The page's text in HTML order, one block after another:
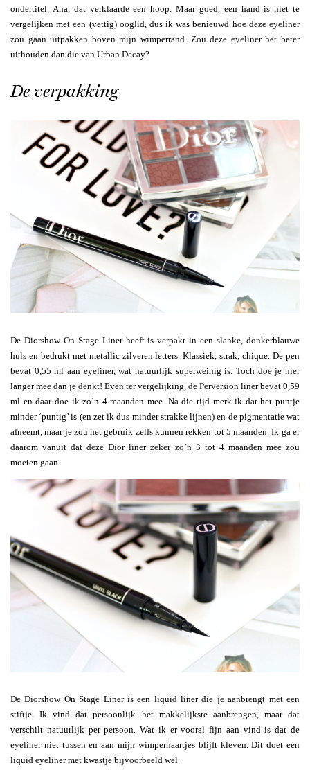
ondertitel. Aha, dat verklaarde een hoop. Maar goed, een hand is niet te
vergelijken met een (vettig) ooglid, dus ik was benieuwd hoe deze eyeliner
zou gaan uitpakken boven mijn wimperrand. Zou deze eyeliner het beter
uithouden dan die van Urban Decay?
De verpakking
De Diorshow On Stage Liner heeft is verpakt in een slanke, donkerblauwe
huls en bedrukt met metallic zilveren letters. Klassiek, strak, chique. De pen
bevat 0,55 ml aan eyeliner, wat natuurlijk superweinig is. Toch doe je hier
langer mee dan je denkt! Even ter vergelijking, de Perversion liner bevat 0,59
ml en daar doe ik zo’n 4 maanden mee. Na die tijd merk ik dat het puntje
minder ‘puntig’ is (en zet ik dus minder strakke lijnen) en de pigmentatie wat
afneemt, maar je zou het gebruik zelfs kunnen rekken tot 5 maanden. Ik ga er
daarom vanuit dat deze Dior liner zeker zo’n 3 tot 4 maanden mee zou
moeten gaan.
De Diorshow On Stage Liner is een liquid liner die je aanbrengt met een
stiftje. Ik vind dat persoonlijk het makkelijkste aanbrengen, maar dat
verschilt natuurlijk per persoon. Wat ik er vooral fijn aan vind is dat de
eyeliner niet tussen en aan mijn wimperhaartjes blijft kleven. Dit doet een
liquid eyeliner met kwastje bijvoorbeeld wel.